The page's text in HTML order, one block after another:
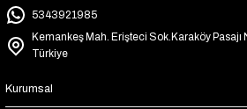
5343921985
Kemankeş Mah. Erişteci Sok.Karaköy Pasajı
Türkiye
Kurumsal